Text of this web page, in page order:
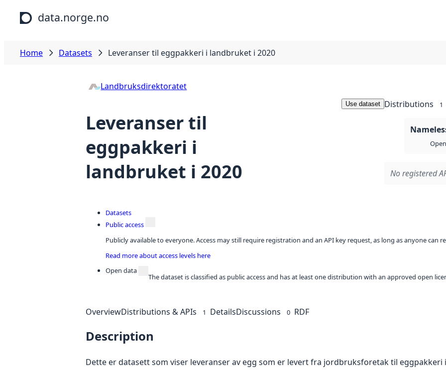
Skip to main content
data.norge.no
Home Datasets Leveranser til eggpakkeri i landbruket i 2020
Landbruksdirektoratet
Leveranser til
eggpakkeri i
landbruket i 2020
Use dataset Distributions 1
No registered
Datasets
Public access
Publicly available to everyone. Access may still require registration and an API key request, as long as anyone can
Read more about access levels here
Open data
The dataset is classified as public access and has at least one distribution with an approved open
OverviewDistributions & APIs 1 DetailsDiscussions 0 RDF
Description
Dette er datasett som viser leveranser av egg som er levert fra jordbruksforetak til